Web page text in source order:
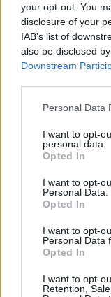
your opt-out. You
disclosure of your
IAB’s list of
also be disclosed
Downstream
Please note that
not limited to your
grant or deny
use your data for
consent section.
Personal Data
I want to opt-
personal data.
Opted In
I want to opt-
Personal Data.
Opted In
I want to opt-
Personal Data
Opted In
I want to opt-
Retention,